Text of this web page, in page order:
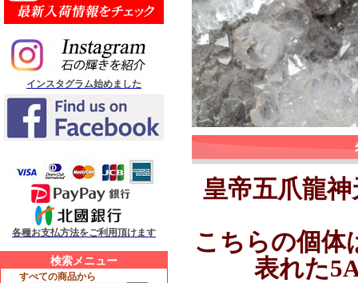
インスタグラム始めました
各種お支払方法をご利用頂けます
検索メニュー
すべての商品から
皇帝五爪龍
こちらの個体
表れた